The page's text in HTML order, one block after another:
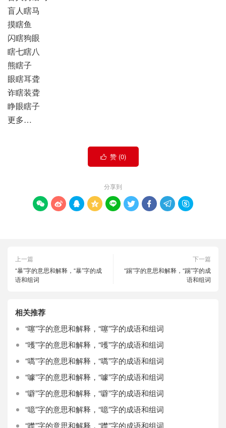
盲人瞎马
摸瞎鱼
闪瞎狗眼
瞎七瞎八
熊瞎子
眼瞎耳聋
诈瞎装聋
睁眼瞎子
更多…
 赞 (0)
分享到
        
上一篇
“暴”字的意思和解释，“暴”字的成
语和组词
下一篇
“踢”字的意思和解释，“踢”字的成
语和组词
相关推荐
“噻”字的意思和解释，“噻”字的成语和组词
“嚄”字的意思和解释，“嚄”字的成语和组词
“嚆”字的意思和解释，“嚆”字的成语和组词
“噱”字的意思和解释，“噱”字的成语和组词
“噼”字的意思和解释，“噼”字的成语和组词
“噫”字的意思和解释，“噫”字的成语和组词
“噤”字的意思和解释，“噤”字的成语和组词